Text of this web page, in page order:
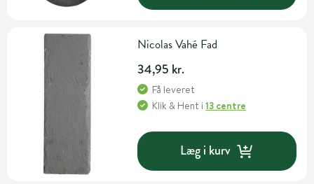
Nicolas Vahé Fad
34,95 kr.
Få leveret
Klik & Hent i13 centre
Læg i kurv